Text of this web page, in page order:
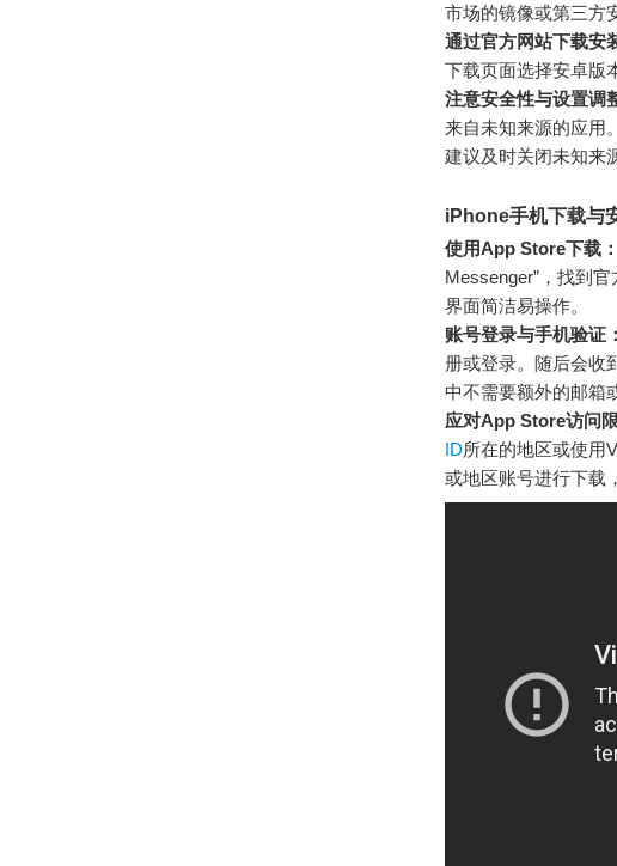
市场的镜像或第三方
通过官方网站下载安
下载页面选择安卓版
注意安全性与设置调
来自未知来源的应用
建议及时关闭未知来
iPhone手机下载与
使用App Store下载：
Messenger”，找到
界面简洁易操作。
账号登录与手机验证：
册或登录。随后会收
中不需要额外的邮箱
应对App Store访问限
ID所在的地区或使用
或地区账号进行下载